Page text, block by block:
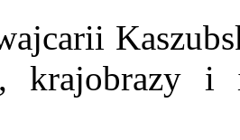
krajobrazy